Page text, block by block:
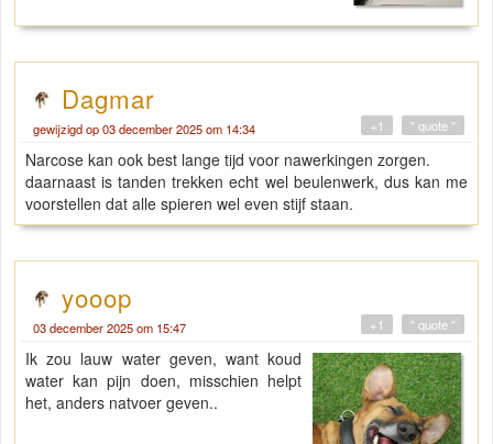
Dagmar
gewijzigd op 03 december 2025 om 14:34 " quote "
+1
Narcose kan ook best lange tijd voor nawerkingen zorgen.
daarnaast is tanden trekken echt wel beulenwerk, dus kan me
voorstellen dat alle spieren wel even stijf staan.
yooop
03 december 2025 om 15:47 " quote "
+1
Ik zou lauw water geven, want koud
water kan pijn doen, misschien helpt
het, anders natvoer geven..